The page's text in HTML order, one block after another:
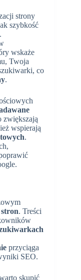
strony
szybkość
wskaże
Twoja
co
.
zwiększają
wspierają
.
. Treści
przyciąga
SEO.
skupić